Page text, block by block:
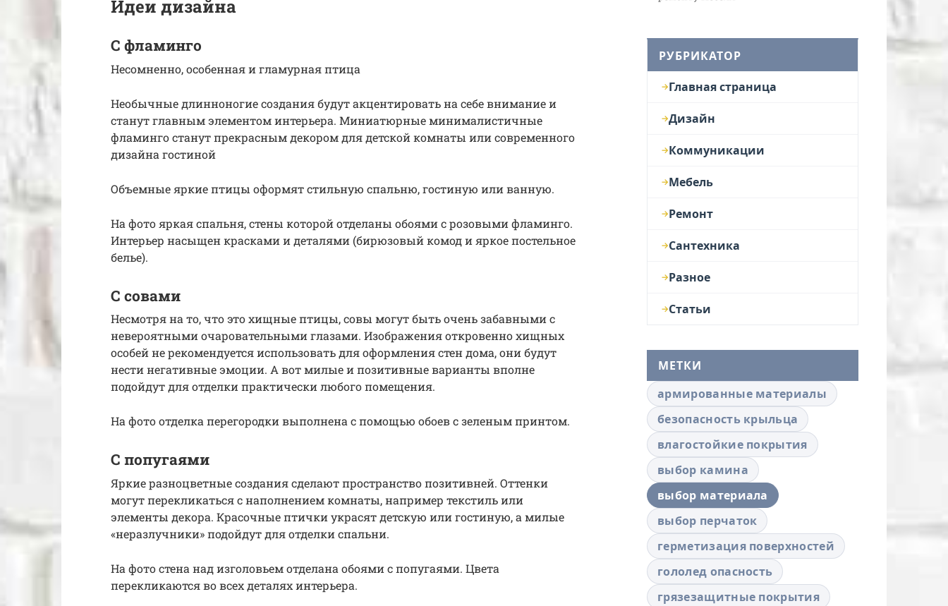
Идеи дизайна
С фламинго
Несомненно, особенная и гламурная птица
Необычные длинноногие создания будут акцентировать на себе внимание и
станут главным элементом интерьера. Миниатюрные минималистичные
фламинго станут прекрасным декором для детской комнаты или современного
дизайна гостиной
Объемные яркие птицы оформят стильную спальню, гостиную или ванную.
На фото яркая спальня, стены которой отделаны обоями с розовыми фламинго.
Интерьер насыщен красками и деталями (бирюзовый комод и яркое постельное
белье).
С совами
Несмотря на то, что это хищные птицы, совы могут быть очень забавными с
невероятными очаровательными глазами. Изображения откровенно хищных
особей не рекомендуется использовать для оформления стен дома, они будут
нести негативные эмоции. А вот милые и позитивные варианты вполне
подойдут для отделки практически любого помещения.
На фото отделка перегородки выполнена с помощью обоев с зеленым принтом.
С попугаями
Яркие разноцветные создания сделают пространство позитивней. Оттенки
могут перекликаться с наполнением комнаты, например текстиль или
элементы декора. Красочные птички украсят детскую или гостиную, а милые
«неразлучники» подойдут для отделки спальни.
На фото стена над изголовьем отделана обоями с попугаями. Цвета
перекликаются во всех деталях интерьера.
РУБРИКАТОР
Главная страница
Дизайн
Коммуникации
Мебель
Ремонт
Сантехника
Разное
Статьи
МЕТКИ
армированные материалы
безопасность крыльца
влагостойкие покрытия
выбор камина
выбор материала
выбор перчаток
герметизация поверхностей
гололед опасность
грязезащитные покрытия